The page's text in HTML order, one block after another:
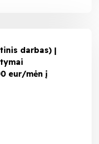
darbas) |
eur/mėn į